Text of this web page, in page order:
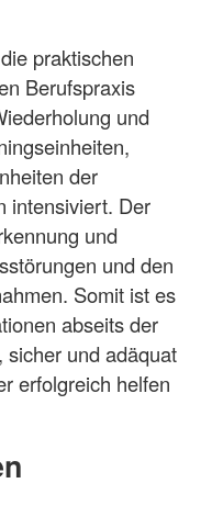
praktischen
Berufspraxis
und
der
intensiviert. Der
und
und den
Somit ist es
abseits der
sicher und adäquat
erfolgreich helfen